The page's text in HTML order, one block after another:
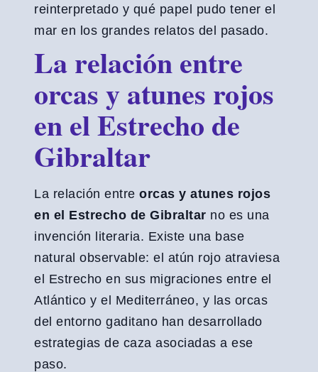
reinterpretado y qué papel pudo tener el
mar en los grandes relatos del pasado.
La relación entre
orcas y atunes rojos
en el Estrecho de
Gibraltar
La relación entre orcas y atunes rojos
en el Estrecho de Gibraltar no es una
invención literaria. Existe una base
natural observable: el atún rojo atraviesa
el Estrecho en sus migraciones entre el
Atlántico y el Mediterráneo, y las orcas
del entorno gaditano han desarrollado
estrategias de caza asociadas a ese
paso.